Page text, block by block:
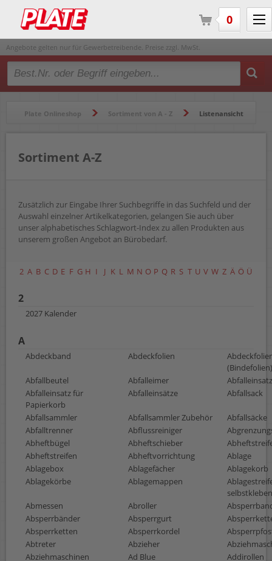
Angebote gelten nur für Gewerbetreibende. Preise zzgl. MwSt.
Type 2 or more characters for results.
Plate Onlineshop Sortiment von A - Z Listenansicht
Sortiment A-Z
Zusätzlich zur Eingabe Ihrer Suchbegriffe in das Suchfeld und der
Auswahl einzelner Artikelkategorien, gelangen Sie auch über
unser alphabetisches Schlagwort-Index zu allen Produkten aus
unserem großen Angebot an Bürobedarf.
2 A B C D E F G H I J K L M N O P Q R S T U V W Z Ä Ö Ü
2
2027 Kalender
A
Abdeckband Abdeckfolien
(Bindefolien)
Abfallbeutel
Abfalleimer
Abfalleinsatz
Abfalleinsatz für
Papierkorb
Abfalleinsätze Abfallsack
Abfallsammler Abfallsammler Zubehör
Abfallsäcke
Abfalltrenner
Abflussreiniger
Abheftbügel
Abheftschieber
Abheftstreifen
Abheftvorrichtung
Ablage
Ablagebox
Ablagefächer
Ablagekorb
Ablagekörbe
Ablagemappen
Abmessen
Abroller
Absperrbänder
Absperrgurt
Absperrketten
Absperrkordel
Abtreter
Abzieher
Abziehmaschinen
Ad Blue
Addirollen
0